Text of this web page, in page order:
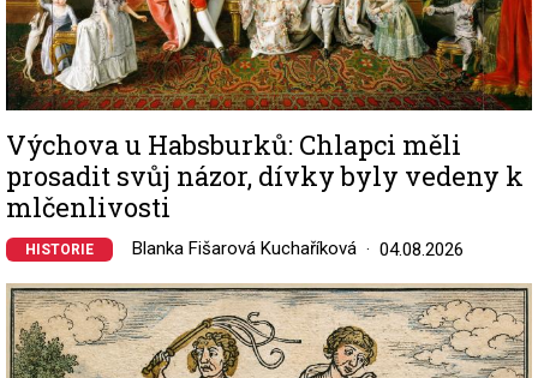
Výchova u Habsburků: Chlapci měli
prosadit svůj názor, dívky byly vedeny k
mlčenlivosti
HISTORIE Blanka Fišarová Kuchaříková 04.08.2026
Image